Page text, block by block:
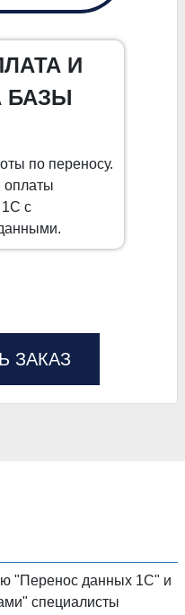
И
БАЗЫ
по переносу.
оплаты
1С с
ЗАКАЗ
"Перенос данных 1C" и
специалисты